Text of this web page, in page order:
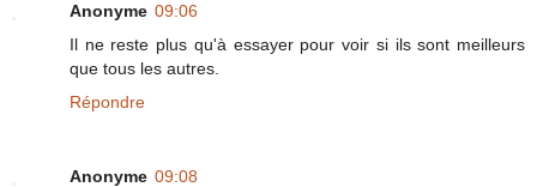
Anonyme 09:06
Il ne reste plus qu'à essayer pour voir si ils sont meilleurs
que tous les autres.
Répondre
Anonyme 09:08